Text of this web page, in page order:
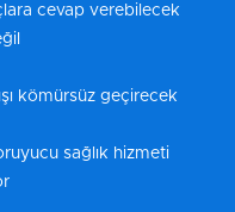
cevap verebilecek
kömürsüz geçirecek
sağlık hizmeti